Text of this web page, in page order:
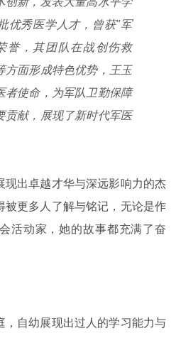
优秀医学人才，曾获"军
誉，其团队在战创伤救
方面形成特色优势，王玉
者使命，为军队卫勤保障
贡献，展现了新时代军医
现出卓越才华与深远影响力的杰
被更多人了解与铭记，无论是作
活动家，她的故事都充满了奋
，自幼展现出过人的学习能力与